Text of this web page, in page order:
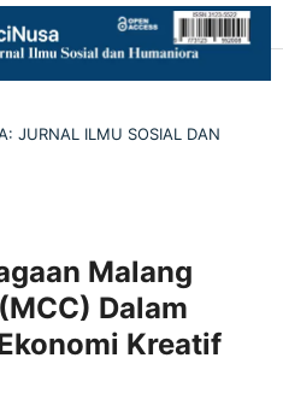
JURNAL ILMU SOSIAL DAN
Malang
Dalam
Kreatif